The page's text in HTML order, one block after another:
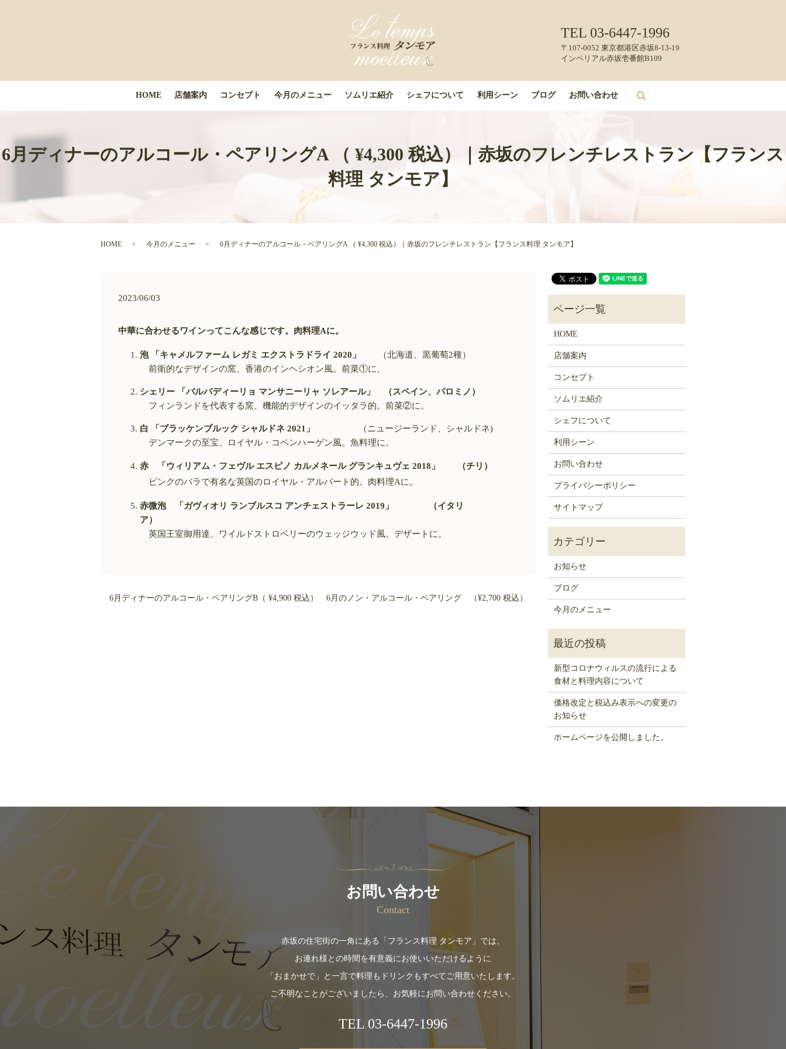
HOME 店舗案内 コンセプト 今月のメニュー ソムリエ紹介 シェフについて 利用シーン ブログ お問い合わせ search
TEL 03-6447-1996
〒107-0052 東京都港区赤坂8-13-19
インペリアル赤坂壱番館B109
6月ディナーのアルコール・ペアリングA （ ¥4,300 税込）｜赤坂のフレンチレストラン【フランス
料理 タンモア】
HOME 今月のメニュー 6月ディナーのアルコール・ペアリングA （ ¥4,300 税込）｜赤坂のフレンチレストラン【フランス料理 タンモア】
2023/06/03
中華に合わせるワインってこんな感じです。肉料理Aに。
泡 「キャメルファーム レガミ エクストラドライ 2020 」 （北海道、黒葡萄2種）
前衛的なデザインの窯、香港のインヘシオン風。前菜①に。
シェリー 「バルバディーリョ マンサニーリャ ソレアール」 （スペイン、パロミノ）
フィンランドを代表する窯、機能的デザインのイッタラ的。前菜②に。
白 「ブラッケンブルック シャルドネ 2021 」 （ニュージーランド、シャルドネ)
デンマークの至宝、ロイヤル・コペンハーゲン風。魚料理に。
赤 「ウィリアム・フェヴル エスピノ カルメネール グランキュヴェ 2018 」 （チリ）
ピンクのバラで有名な英国のロイヤル・アルバート的。肉料理Aに。
赤微泡 「ガヴィオリ ランブルスコ アンチェストラーレ 2019 」 （イタリ
ア）
英国王室御用達、ワイルドストロベリーのウェッジウッド風。デザートに。
6月ディナーのアルコール・ペアリングB（ ¥4,900 税込） 6月のノン・アルコール・ペアリング （¥2,700 税込）
HOME
店舗案内
コンセプト
ソムリエ紹介
シェフについて
利用シーン
お問い合わせ
プライバシーポリシー
サイトマップ
お知らせ
ブログ
今月のメニュー
新型コロナウィルスの流行による
食材と料理内容について
価格改定と税込み表示への変更の
お知らせ
ホームページを公開しました。
お問い合わせ
Contact
赤坂の住宅街の一角にある「フランス料理 タンモア」では、
お連れ様との時間を有意義にお使いいただけるように
「おまかせで」と一言で料理もドリンクもすべてご用意いたします。
ご不明なことがございましたら、お気軽にお問い合わせください。
TEL 03-6447-1996